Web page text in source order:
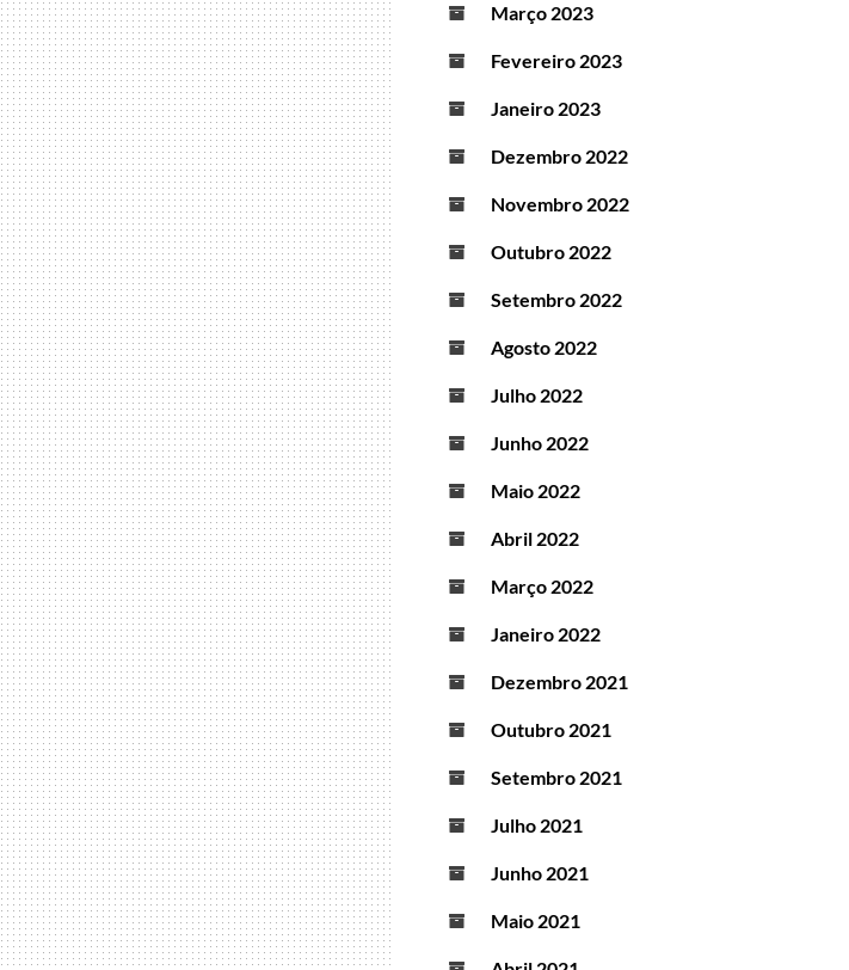
Março 2023
Fevereiro 2023
Janeiro 2023
Dezembro 2022
Novembro 2022
Outubro 2022
Setembro 2022
Agosto 2022
Julho 2022
Junho 2022
Maio 2022
Abril 2022
Março 2022
Janeiro 2022
Dezembro 2021
Outubro 2021
Setembro 2021
Julho 2021
Junho 2021
Maio 2021